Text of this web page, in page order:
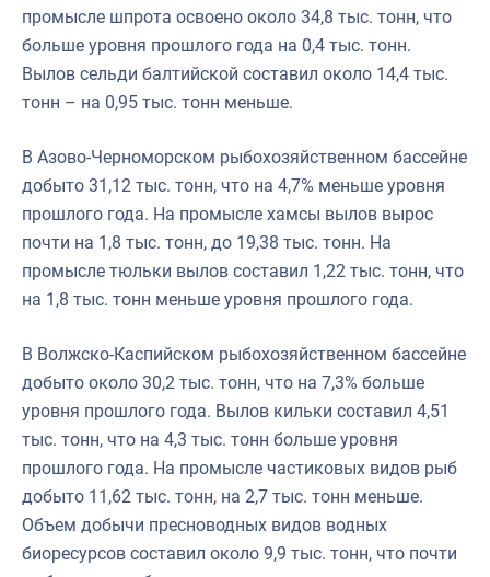
промысле шпрота освоено около 34,8 тыс. тонн, что
больше уровня прошлого года на 0,4 тыс. тонн.
Вылов сельди балтийской составил около 14,4 тыс.
тонн – на 0,95 тыс. тонн меньше.
В Азово-Черноморском рыбохозяйственном бассейне
добыто 31,12 тыс. тонн, что на 4,7% меньше уровня
прошлого года. На промысле хамсы вылов вырос
почти на 1,8 тыс. тонн, до 19,38 тыс. тонн. На
промысле тюльки вылов составил 1,22 тыс. тонн, что
на 1,8 тыс. тонн меньше уровня прошлого года.
В Волжско-Каспийском рыбохозяйственном бассейне
добыто около 30,2 тыс. тонн, что на 7,3% больше
уровня прошлого года. Вылов кильки составил 4,51
тыс. тонн, что на 4,3 тыс. тонн больше уровня
прошлого года. На промысле частиковых видов рыб
добыто 11,62 тыс. тонн, на 2,7 тыс. тонн меньше.
Объем добычи пресноводных видов водных
биоресурсов составил около 9,9 тыс. тонн, что почти